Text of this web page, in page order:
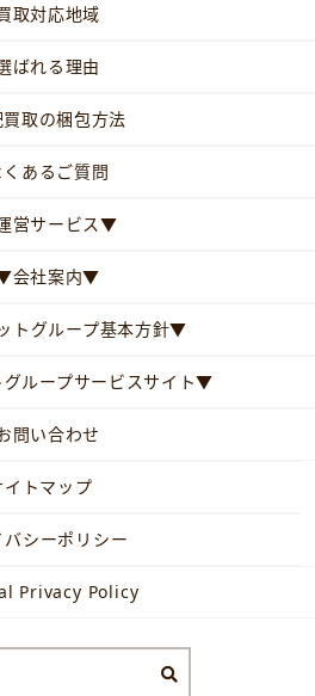
取対応地域
ばれる理由
取の梱包方法
くあるご質問
営サービス▼
会社案内▼
トグループ基本方針▼
ループサービスサイト▼
問い合わせ
イトマップ
バシーポリシー
Privacy Policy